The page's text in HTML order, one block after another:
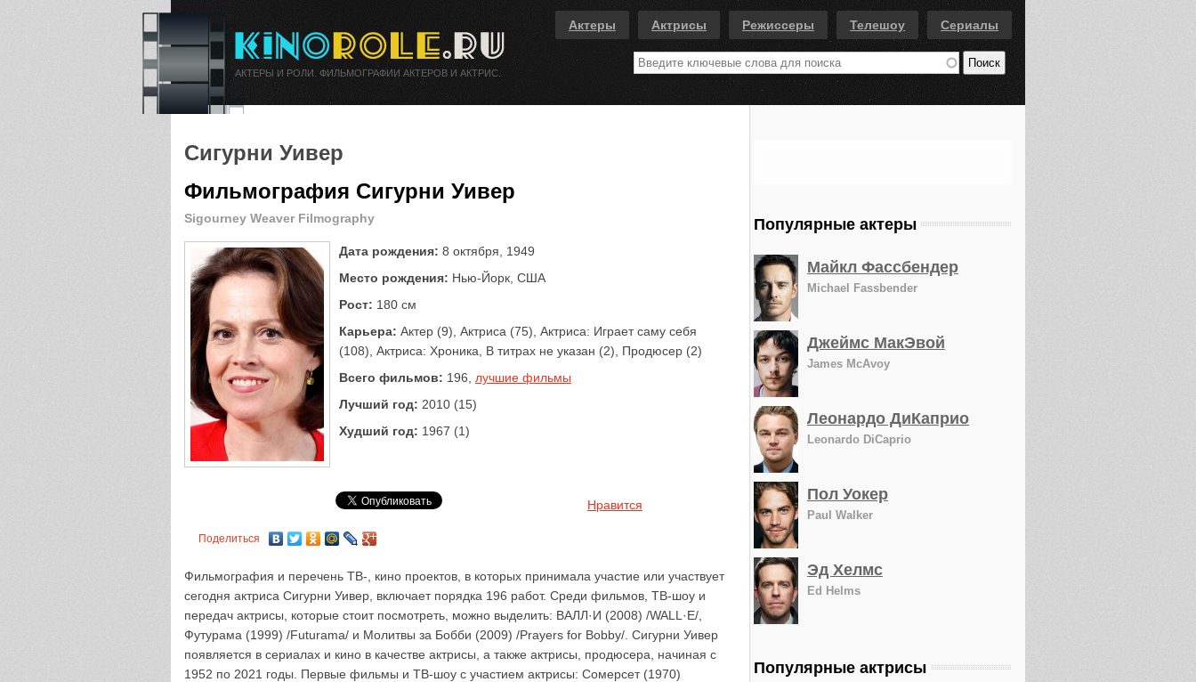
Актеры Актрисы Режиссеры Телешоу Сериалы
Сигурни Уивер
Фильмография Сигурни Уивер
Sigourney Weaver Filmography
Дата рождения: 8 октября, 1949
Место рождения: Нью-Йорк, США
Рост: 180 см
Карьера: Актер (9), Актриса (75), Актриса: Играет саму себя
(108), Актриса: Хроника, В титрах не указан (2), Продюсер (2)
Всего фильмов: 196, лучшие фильмы
Лучший год: 2010 (15)
Худший год: 1967 (1)
Нравится
Поделиться
Фильмография и перечень ТВ-, кино проектов, в которых принимала участие или участвует
сегодня актриса Сигурни Уивер, включает порядка 196 работ. Среди фильмов, ТВ-шоу и
передач актрисы, которые стоит посмотреть, можно выделить: ВАЛЛ·И (2008) /WALL·E/,
Футурама (1999) /Futurama/ и Молитвы за Бобби (2009) /Prayers for Bobby/. Сигурни Уивер
появляется в сериалах и кино в качестве актрисы, а также актрисы, продюсера, начиная с
1952 по 2021 годы. Первые фильмы и ТВ-шоу с участием актрисы: Сомерсет (1970)
Популярные актеры
Майкл Фассбендер
Michael Fassbender
Джеймс МакЭвой
James McAvoy
Леонардо ДиКаприо
Leonardo DiCaprio
Пол Уокер
Paul Walker
Эд Хелмс
Ed Helms
Популярные актрисы
АКТЕРЫ И РОЛИ. ФИЛЬМОГРАФИИ АКТЕРОВ И АКТРИС.